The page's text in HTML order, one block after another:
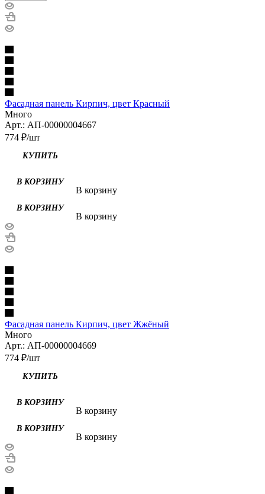
Фасадная панель Кирпич, цвет Красный
Много
Арт.: АП-00000004667
774 ₽/шт
КУПИТЬ
В корзину
В корзину
Фасадная панель Кирпич, цвет Жжёный
Много
Арт.: АП-00000004669
774 ₽/шт
В корзину
В корзину